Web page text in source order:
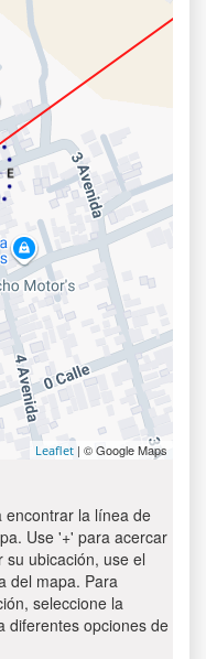
Leaflet | © Google Maps
encontrar la línea de
Use '+' para acercar
ubicación, use el
del mapa. Para
seleccione la
diferentes opciones de